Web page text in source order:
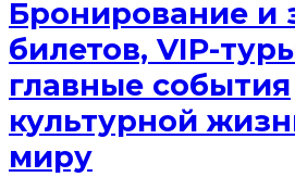
Бронирование и
билетов, VIP-
главные события
культурной
миру